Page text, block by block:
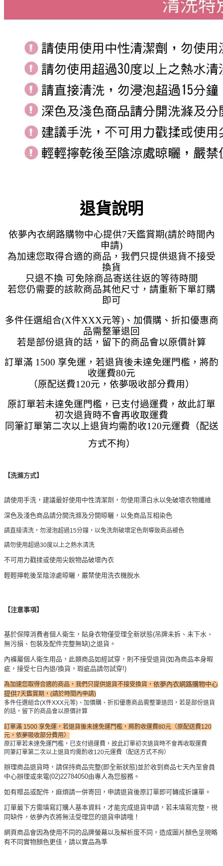
退貨說明
依夢內衣網路購物中心提供7天鑑賞期(請於時間內
申請)
為加速您取得合適的商品，我們只提供退貨不接受
換貨
只退不換 可免除商品寄送往返的等待時間
若您仍需要的該款商品其他尺寸，請重新下單訂購
即可
多件任選組合(X件XXX元等)、加價購、折扣優惠商
品需整筆退回
若是部份退貨的話，留下的商品會以原價計算
訂單滿 1500 享免運，若退貨後未達免運門檻，將酌
收運費80元
（原配送費120元，依夢吸收部分費用）
原訂單若未達免運門檻，已支付過運費，故此訂單
初次退貨時不會再收取運費
同筆訂單第二次以上退貨均需酌收120元運費（配送
方式不拘）
【洗滌方式】
請使用手洗，建議最好使用中性清潔劑，勿使用漂白水以免破壞衣物纖維
深色及淺色商品請分開洗滌及分開晾曬，以免商品互相染色
請直接清洗，勿浸泡超過15分鐘，以免洗劑破壞定色劑導致商品褪色
請勿使用超過30度以上之熱水清洗
不可用力戳揉或使用尖銳物品破壞內衣
輕輕擰乾後至陰涼處晾曬，嚴禁使用洗衣機脫水
【注意事項】
基於保障消費者個人衛生，貼身衣物僅受理全新狀態(吊牌未拆、未下水、
無污損、包裝及配件完整無缺)之退貨。
內褲屬個人衛生用品，此類商品如經試穿，則不接受退貨(如為商品本身暇
疵，接受七日內退/換貨，瑕疵品請勿試穿!)
為加速您取得合適的商品，我們只提供退貨不接受換貨， 依夢內衣網路購物中心
提供7天鑑賞期，(請於時間內申請)
多件任選組合(X件XXX元等)、加價購、折扣優惠商品需整筆退回，若是部份退貨
的話，留下的商品會以原價計算
訂單滿 1500 享免運，若退貨後未達免運門檻，將酌收運費80元（原配送費120
元，依夢吸收部分費用）
原訂單若未達免運門檻，已支付過運費，故此訂單初次退貨時不會再收取運費
同筆訂單第二次以上退貨均需酌收120元運費（配送方式不拘）
辦理商品退貨時，請保持商品完整(即全新狀態)並於收到商品七天內至會員
中心辦理或來電(02)22784050由專人為您服務。
如有贈品或配件，麻煩請一併寄回，申請退貨後原訂單即可轉成折讓單。
訂單最下方需填寫訂購人基本資料，才能完成退貨申請，若未填寫完整，視
同缺件，依夢內衣將無法受理您的退貨申請哦！
網頁商品會因為使用不同的品牌螢幕以及解析度不同，造成圖片顏色呈現略
有不同實物顏色更佳，請以實品為準